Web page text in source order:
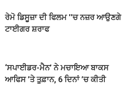
ਰੇਮੋ ਡਿਸੂਜ਼ਾ ਦੀ ਫਿਲਮ ''ਚ ਨਜ਼ਰ ਆਉਣਗੇ
ਟਾਈਗਰ ਸ਼ਰਾਫ
‘ਸਪਾਈਡਰ-ਮੈਨ’ ਨੇ ਮਚਾਇਆ ਬਾਕਸ
ਆਫਿਸ ’ਤੇ ਤੂਫ਼ਾਨ, 6 ਦਿਨਾਂ ’ਚ ਕੀਤੀ